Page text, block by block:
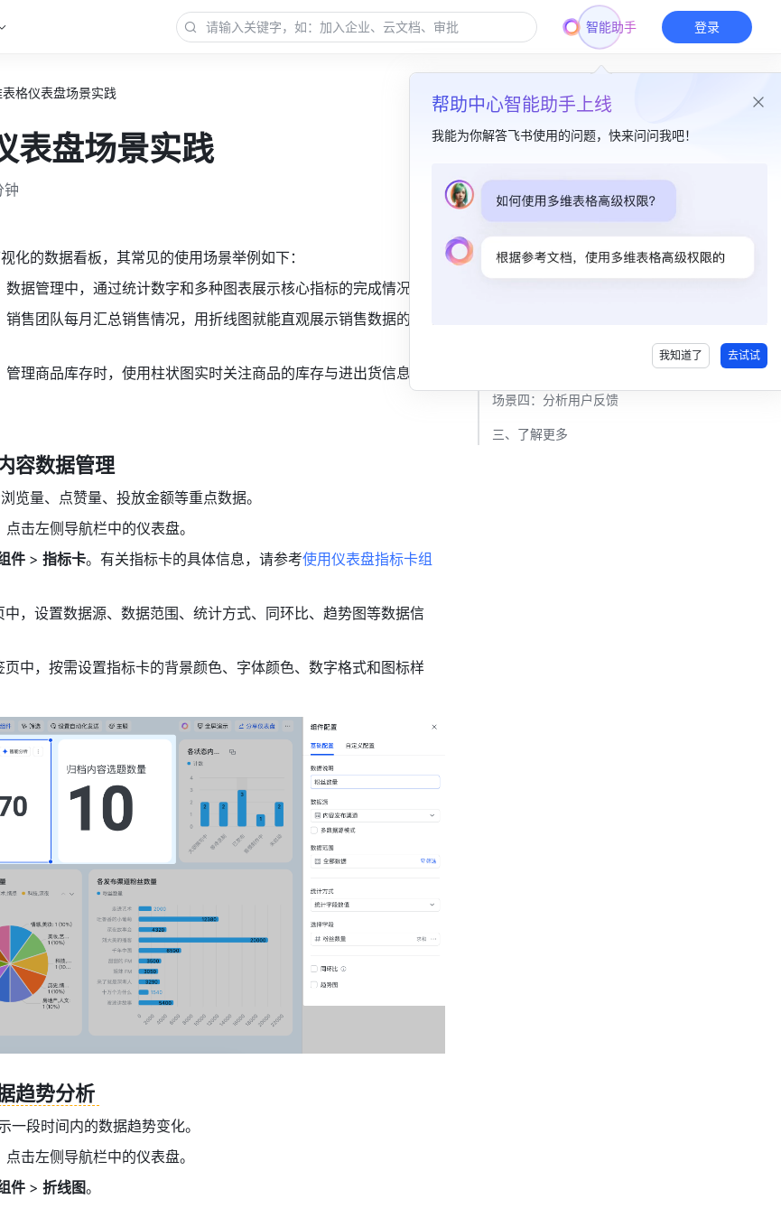
智能助手
帮助中心智能助手上线
我能为你解答飞书使用的问题，快来问问我吧！
我知道了 去试试
登录
表格仪表盘场景实践
表盘场景实践
钟
化的数据看板，其常见的使用场景举例如下：
据管理中，通过统计数字和多种图表展示核心指标的完成情况。
售团队每月汇总销售情况，用折线图就能直观展示销售数据的走向
理商品库存时，使用柱状图实时关注商品的库存与进出货信息。
容数据管理
览量、点赞量、投放金额等重点数据。
点击左侧导航栏中的仪表盘。
件 > 指标卡。有关指标卡的具体信息，请参考使用仪表盘指标卡组
中，设置数据源、数据范围、统计方式、同环比、趋势图等数据信
页中，按需设置指标卡的背景颜色、字体颜色、数字格式和图标样
趋势分析
一段时间内的数据趋势变化。
击左侧导航栏中的仪表盘。
件 > 折线图。
本篇目录
二、操作说明​
场景四：分析用户反馈​
三、了解更多​